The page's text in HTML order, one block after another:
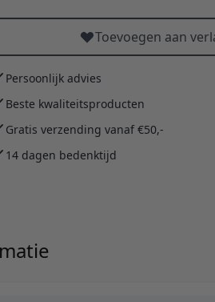
Toevoegen aan
Persoonlijk advies
Beste kwaliteitsproducten
Gratis verzending vanaf €50,-
14 dagen bedenktijd